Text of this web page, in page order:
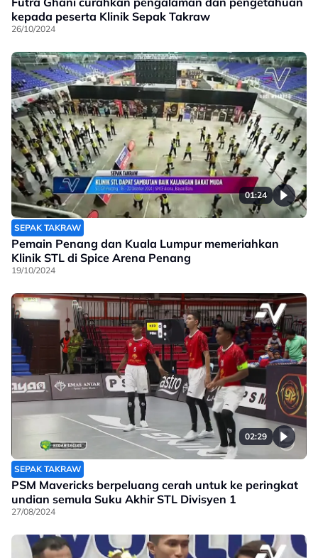
kepada peserta Klinik Sepak Takraw
26/10/2024
01:24
SEPAK TAKRAW
Pemain Penang dan Kuala Lumpur memeriahkan
Klinik STL di Spice Arena Penang
19/10/2024
02:29
SEPAK TAKRAW
PSM Mavericks berpeluang cerah untuk ke peringkat
undian semula Suku Akhir STL Divisyen 1
27/08/2024